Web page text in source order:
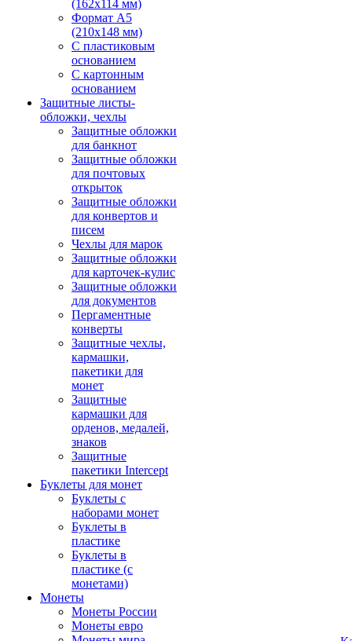
(162х114 мм)
Формат А5
(210х148 мм)
С пластиковым
основанием
С картонным
основанием
Защитные листы-
обложки, чехлы
Защитные обложки
для банкнот
Защитные обложки
для почтовых
открыток
Защитные обложки
для конвертов и
писем
Чехлы для марок
Защитные обложки
для карточек-кулис
Защитные обложки
для документов
Пергаментные
конверты
Защитные чехлы,
кармашки,
пакетики для
монет
Защитные
кармашки для
орденов, медалей,
знаков
Защитные
пакетики Intercept
Буклеты для монет
Буклеты с
наборами монет
Буклеты в
пластике
Буклеты в
пластике (с
монетами)
Монеты
Монеты России
Монеты евро